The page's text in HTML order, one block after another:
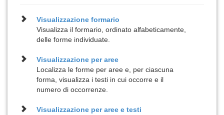
Visualizzazioneformario
Visualizza il formario, ordinato alfabeticamente,
delle forme individuate.
Visualizzazione peraree
Localizza le forme per aree e, per ciascuna
forma, visualizza i testi in cui occorre e il
numero di occorrenze.
Visualizzazione peraree e testi